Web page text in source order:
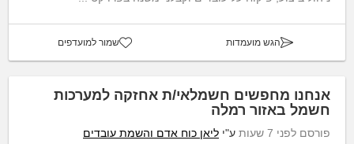
הגש מועמדות שמור למועדפים
אנחנו מחפשים חשמלאי/ת אחזקה למערכות
חשמל באזור רמלה
פורסם לפני 7 שעות ע"י ליאן כוח אדם והשמת עובדים